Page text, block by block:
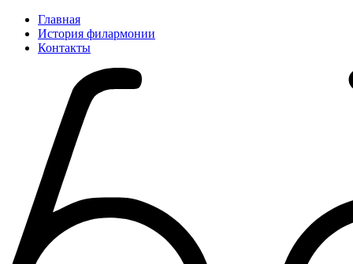
Главная
История филармонии
Контакты